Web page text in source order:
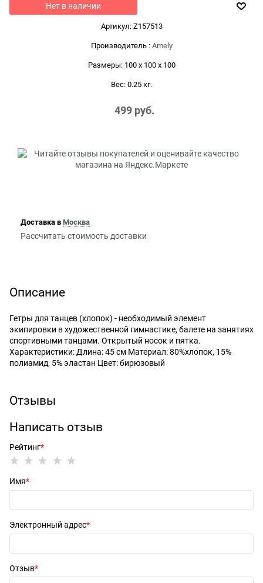
Нет в наличии
Артикул: Z157513
Производитель : Amely
Размеры: 100 x 100 x 100
Вес: 0.25 кг.
499 руб.
Доставка в Москва
Рассчитать стоимость доставки
Описание
Гетры для танцев (хлопок) - необходимый элемент
экипировки в художественной гимнастике, балете на занятиях
спортивными танцами. Открытый носок и пятка.
Характеристики: Длина: 45 см Материал: 80%хлопок, 15%
полиамид, 5% эластан Цвет: бирюзовый
Отзывы
Написать отзыв
Рейтинг
Имя
Электронный адрес
Отзыв